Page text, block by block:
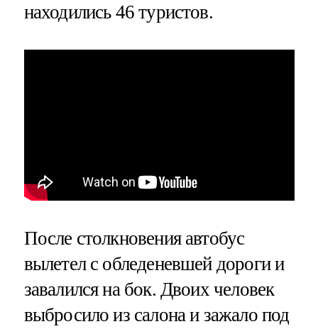
находились 46 туристов.
После столкновения автобус
вылетел с обледеневшей дороги и
завалился на бок. Двоих человек
выбросило из салона и зажало под